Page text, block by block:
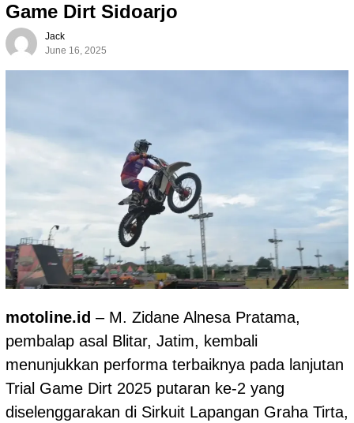
Game Dirt Sidoarjo
Jack
June 16, 2025
motoline.id – M. Zidane Alnesa Pratama,
pembalap asal Blitar, Jatim, kembali
menunjukkan performa terbaiknya pada lanjutan
Trial Game Dirt 2025 putaran ke-2 yang
diselenggarakan di Sirkuit Lapangan Graha Tirta,